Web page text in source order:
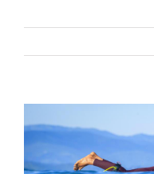
l'image
agrandie